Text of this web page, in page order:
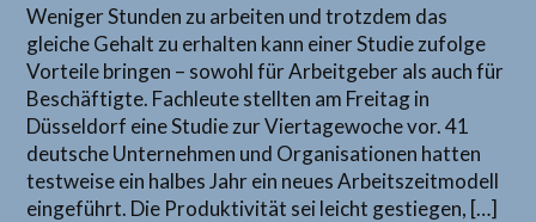
Weniger Stunden zu arbeiten und trotzdem das
gleiche Gehalt zu erhalten kann einer Studie zufolge
Vorteile bringen – sowohl für Arbeitgeber als auch für
Beschäftigte. Fachleute stellten am Freitag in
Düsseldorf eine Studie zur Viertagewoche vor. 41
deutsche Unternehmen und Organisationen hatten
testweise ein halbes Jahr ein neues Arbeitszeitmodell
eingeführt. Die Produktivität sei leicht gestiegen, […]